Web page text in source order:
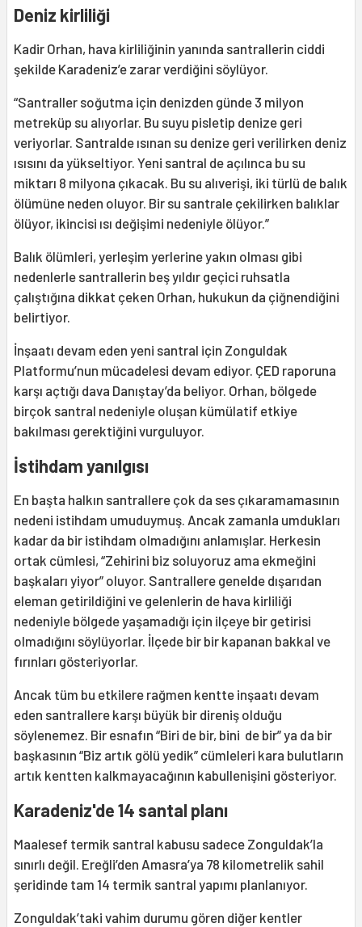
Deniz kirliliği
Kadir Orhan, hava kirliliğinin yanında santrallerin ciddi
şekilde Karadeniz’e zarar verdiğini söylüyor.
“Santraller soğutma için denizden günde 3 milyon
metreküp su alıyorlar. Bu suyu pisletip denize geri
veriyorlar. Santralde ısınan su denize geri verilirken deniz
ısısını da yükseltiyor. Yeni santral de açılınca bu su
miktarı 8 milyona çıkacak. Bu su alıverişi, iki türlü de balık
ölümüne neden oluyor. Bir su santrale çekilirken balıklar
ölüyor, ikincisi ısı değişimi nedeniyle ölüyor.”
Balık ölümleri, yerleşim yerlerine yakın olması gibi
nedenlerle santrallerin beş yıldır geçici ruhsatla
çalıştığına dikkat çeken Orhan, hukukun da çiğnendiğini
belirtiyor.
İnşaatı devam eden yeni santral için Zonguldak
Platformu’nun mücadelesi devam ediyor. ÇED raporuna
karşı açtığı dava Danıştay’da beliyor. Orhan, bölgede
birçok santral nedeniyle oluşan kümülatif etkiye
bakılması gerektiğini vurguluyor.
İstihdam yanılgısı
En başta halkın santrallere çok da ses çıkaramamasının
nedeni istihdam umuduymuş. Ancak zamanla umdukları
kadar da bir istihdam olmadığını anlamışlar. Herkesin
ortak cümlesi, “Zehirini biz soluyoruz ama ekmeğini
başkaları yiyor” oluyor. Santrallere genelde dışarıdan
eleman getirildiğini ve gelenlerin de hava kirliliği
nedeniyle bölgede yaşamadığı için ilçeye bir getirisi
olmadığını söylüyorlar. İlçede bir bir kapanan bakkal ve
fırınları gösteriyorlar.
Ancak tüm bu etkilere rağmen kentte inşaatı devam
eden santrallere karşı büyük bir direniş olduğu
söylenemez. Bir esnafın “Biri de bir, bini de bir” ya da bir
başkasının “Biz artık gölü yedik” cümleleri kara bulutların
artık kentten kalkmayacağının kabullenişini gösteriyor.
Karadeniz'de 14 santal planı
Maalesef termik santral kabusu sadece Zonguldak’la
sınırlı değil. Ereğli’den Amasra’ya 78 kilometrelik sahil
şeridinde tam 14 termik santral yapımı planlanıyor.
Zonguldak’taki vahim durumu gören diğer kentler